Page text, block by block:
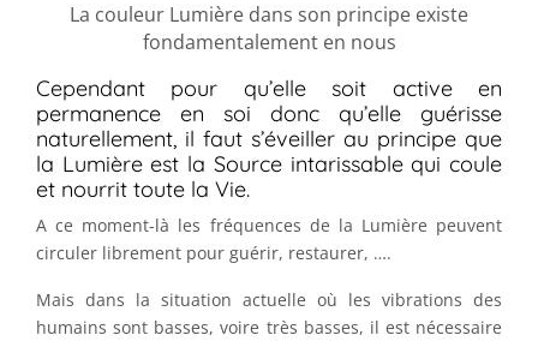
La couleur Lumière dans son principe existe
fondamentalement en nous
Cependant pour qu’elle soit active en
permanence en soi donc qu’elle guérisse
naturellement, il faut s’éveiller au principe que
la Lumière est la Source intarissable qui coule
et nourrit toute la Vie.
A ce moment-là les fréquences de la Lumière peuvent
circuler librement pour guérir, restaurer, ….
Mais dans la situation actuelle où les vibrations des
humains sont basses, voire très basses, il est nécessaire